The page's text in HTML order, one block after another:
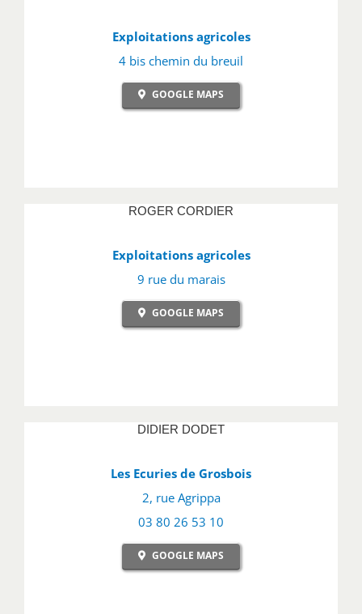
Exploitations agricoles
4 bis chemin du breuil
GOOGLE MAPS
ROGER CORDIER
Exploitations agricoles
9 rue du marais
GOOGLE MAPS
DIDIER DODET
Les Ecuries de Grosbois
2, rue Agrippa
03 80 26 53 10
GOOGLE MAPS